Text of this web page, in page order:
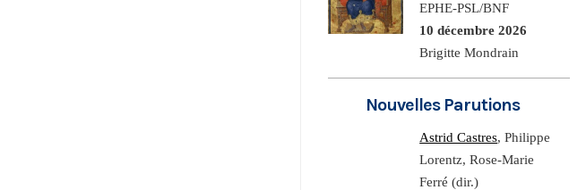
EPHE-PSL/BNF
10 décembre 2026
Brigitte Mondrain
Nouvelles Parutions
Astrid Castres, Philippe
Lorentz, Rose-Marie
Ferré (dir.)